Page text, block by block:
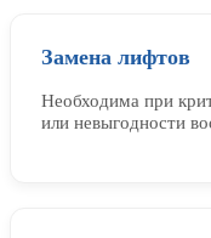
Замена лифтов
Необходима при
или невыгодности